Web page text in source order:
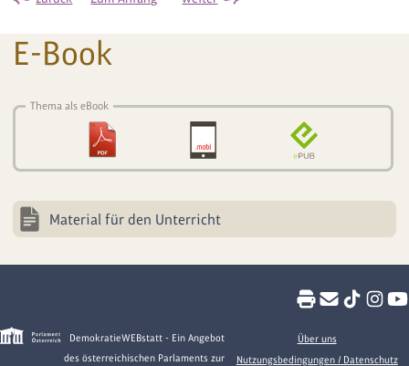
E-Book
Thema als eBook
Material für den Unterricht
DemokratieWEBstatt - Ein Angebot
des österreichischen Parlaments zur
Über uns
Nutzungsbedingungen / Datenschutz